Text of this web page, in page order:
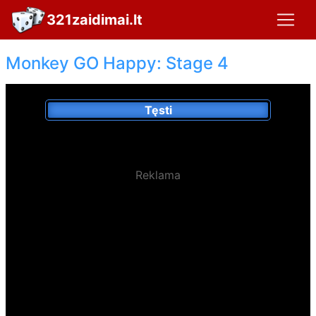
321zaidimai.lt
Monkey GO Happy: Stage 4
Tęsti
Reklama